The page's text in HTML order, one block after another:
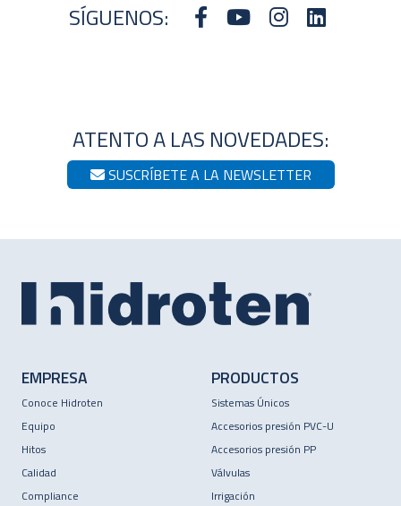
SÍGUENOS:
ATENTO A LAS NOVEDADES:
SUSCRÍBETE A LA NEWSLETTER
EMPRESA
Conoce Hidroten
Equipo
Hitos
Calidad
Compliance
PRODUCTOS
Sistemas Únicos
Accesorios presión PVC-U
Accesorios presión PP
Válvulas
Irrigación